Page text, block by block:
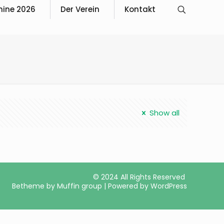
2026 Der Verein Kontakt
Show all
© 2024 All Rights Reserved
Betheme by Muffin group | Powered by WordPress